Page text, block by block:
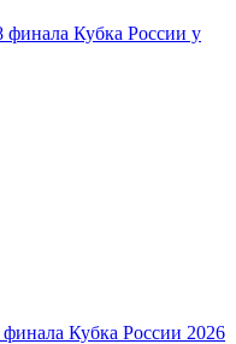
финала Кубка России у
Кубка России 2026